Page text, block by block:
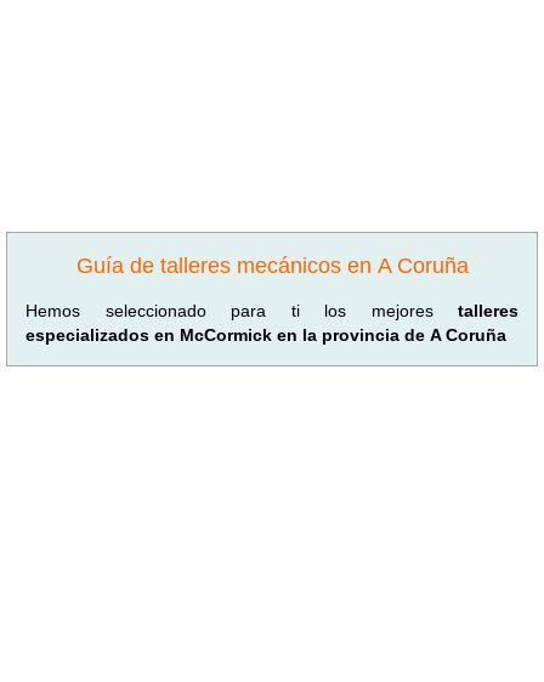
Guía de talleres mecánicos en A Coruña
Hemos seleccionado para ti los mejores talleres
especializados en McCormick en la provincia de A Coruña